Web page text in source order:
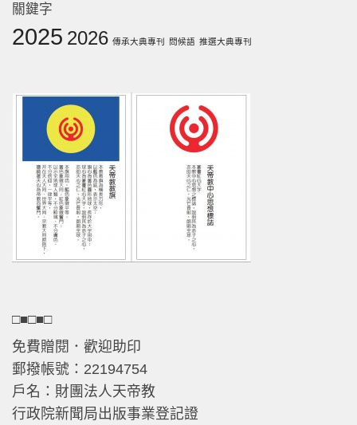
關鍵字
2025 2026 傳承大典專刊 問候語 推選大典專刊
□■□■□
免費贈閱．歡迎助印
郵撥帳號：22194754
戶名：財團法人天帝教
行政院新聞局出版事業登記證